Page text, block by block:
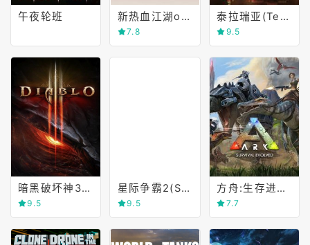
午夜轮班 新热血江湖online(Yulang Online)
7.8
泰拉瑞亚(Terraria)
9.5
暗黑破坏神3(DIABLO3)
9.5
星际争霸2(StarCraft II)
9.5
方舟:生存进化(Ark Survival and Evolution)
7.7